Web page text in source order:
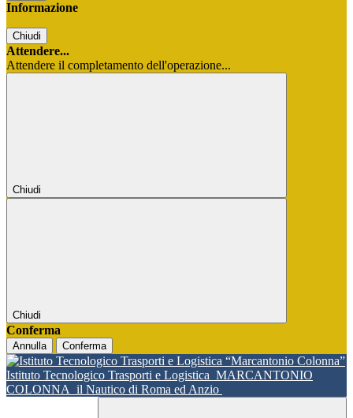
Informazione
Chiudi
Attendere...
Attendere il completamento dell'operazione...
Chiudi
Chiudi
Conferma
Annulla Conferma
Istituto Tecnologico Trasporti e Logistica MARCANTONIO
COLONNA il Nautico di Roma ed Anzio